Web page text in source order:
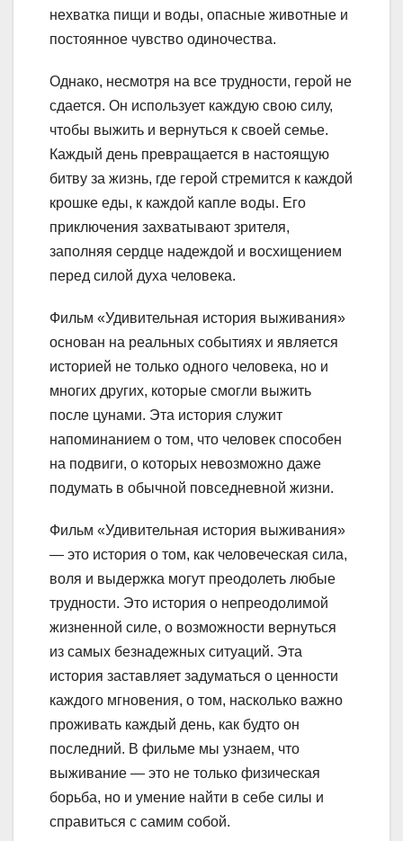
нехватка пищи и воды, опасные животные и
постоянное чувство одиночества.
Однако, несмотря на все трудности, герой не
сдается. Он использует каждую свою силу,
чтобы выжить и вернуться к своей семье.
Каждый день превращается в настоящую
битву за жизнь, где герой стремится к каждой
крошке еды, к каждой капле воды. Его
приключения захватывают зрителя,
заполняя сердце надеждой и восхищением
перед силой духа человека.
Фильм «Удивительная история выживания»
основан на реальных событиях и является
историей не только одного человека, но и
многих других, которые смогли выжить
после цунами. Эта история служит
напоминанием о том, что человек способен
на подвиги, о которых невозможно даже
подумать в обычной повседневной жизни.
Фильм «Удивительная история выживания»
— это история о том, как человеческая сила,
воля и выдержка могут преодолеть любые
трудности. Это история о непреодолимой
жизненной силе, о возможности вернуться
из самых безнадежных ситуаций. Эта
история заставляет задуматься о ценности
каждого мгновения, о том, насколько важно
проживать каждый день, как будто он
последний. В фильме мы узнаем, что
выживание — это не только физическая
борьба, но и умение найти в себе силы и
справиться с самим собой.